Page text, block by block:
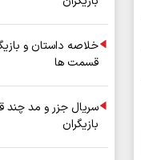
خلاصه داستان و
قسمت ها
سریال جزر و مد
بازیگران